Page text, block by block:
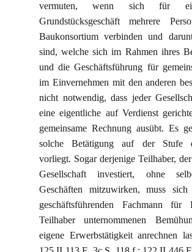
vermuten, wenn sich für ein
Grundstücksgeschäft mehrere
Baukonsortium verbinden und
sind, welche sich im Rahmen ihres
und die Geschäftsführung für
im Einvernehmen mit den anderen
nicht notwendig, dass jeder
eine eigentliche auf Verdienst
gemeinsame Rechnung ausübt. Es
solche Betätigung auf der Stufe
vorliegt. Sogar derjenige Teilhaber,
Gesellschaft investiert, ohne
Geschäften mitzuwirken, muss
geschäftsführenden Fachmann für
Teilhaber unternommenen
eigene Erwerbstätigkeit anrechnen